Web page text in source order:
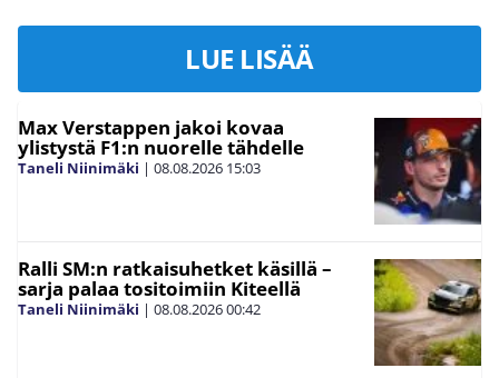
LUE LISÄÄ
Max Verstappen jakoi kovaa
ylistystä F1:n nuorelle tähdelle
Taneli Niinimäki | 08.08.2026 15:03
Ralli SM:n ratkaisuhetket käsillä –
sarja palaa tositoimiin Kiteellä
Taneli Niinimäki | 08.08.202600:42